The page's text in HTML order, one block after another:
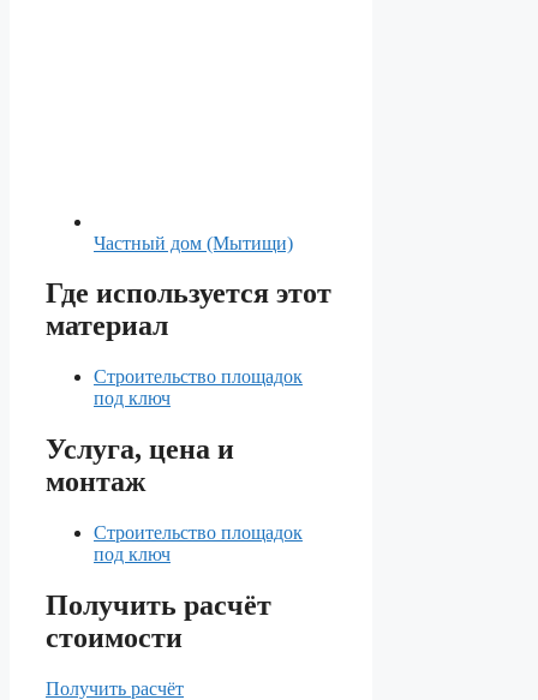
Частный дом (Мытищи)
Где используется этот
материал
Строительство площадок
под ключ
Услуга, цена и
монтаж
Строительство площадок
под ключ
Получить расчёт
стоимости
Получить расчёт